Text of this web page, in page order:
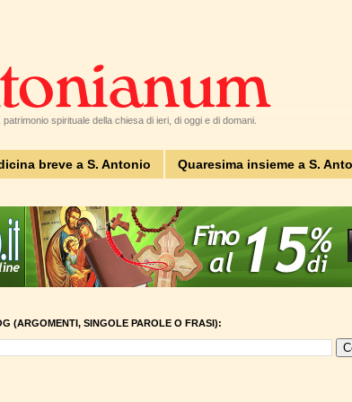
spirituale della chiesa di ieri, di oggi e di domani.
breve a S. Antonio Quaresima insieme a S.
(ARGOMENTI, SINGOLE PAROLE O FRASI):